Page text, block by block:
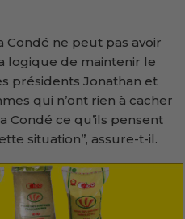
Condé ne peut pas avoir
logique de maintenir le
présidents Jonathan et
qui n’ont rien à cacher
Condé ce qu’ils pensent
situation’’, assure-t-il.